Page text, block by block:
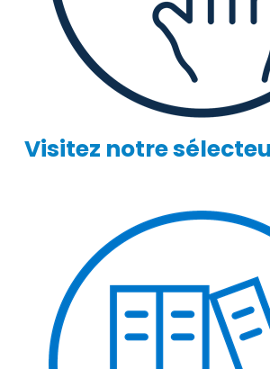
Visitez notre